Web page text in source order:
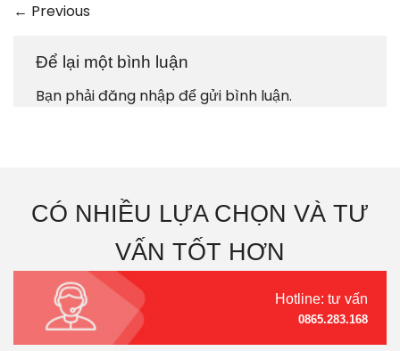
← Previous
Để lại một bình luận
Bạn phảiđăng nhậpđể gửi bình luận.
CÓ NHIỀU LỰA CHỌN VÀ TƯ
VẤN TỐT HƠN
Hotline: tư vấn
0865.283.168